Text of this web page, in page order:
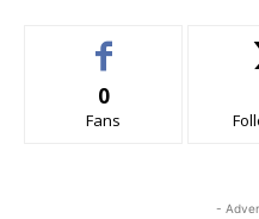
0
Fans
-